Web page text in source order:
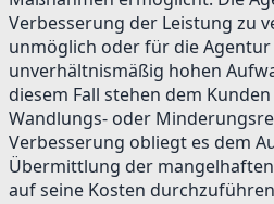
Verbesserung der Leistung zu
unmöglich oder für die
unverhältnismäßig hohen
diesem Fall stehen dem
Wandlungs- oder
Verbesserung obliegt es dem
Übermittlung der
auf seine Kosten